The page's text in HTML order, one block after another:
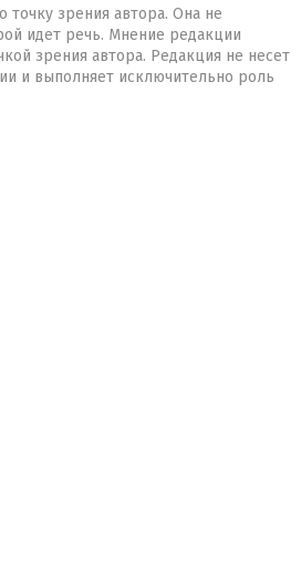
зрения автора. Она не
идет речь. Мнение редакции
зрения автора. Редакция не несет
и выполняет исключительно роль